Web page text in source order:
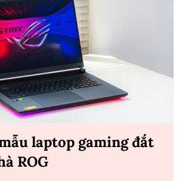
mẫu laptop gaming đắt
ROG